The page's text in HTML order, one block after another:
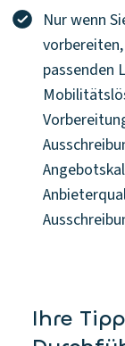
Nur wenn
passenden
Ihre